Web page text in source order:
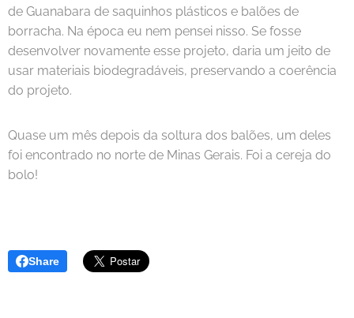
de Guanabara de saquinhos plásticos e balões de
borracha. Na época eu nem pensei nisso. Se fosse
desenvolver novamente esse projeto, daria um jeito de
usar materiais biodegradáveis, preservando a coerência
do projeto.
Quase um mês depois da soltura dos balões, um deles
foi encontrado no norte de Minas Gerais. Foi a cereja do
bolo!
Share